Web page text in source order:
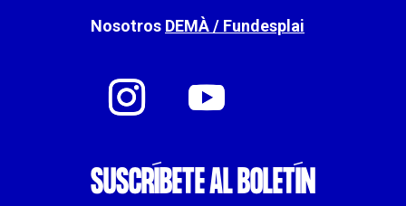
Nosotros DEMÀ / Fundesplai
SUSCRÍBETE AL BOLETÍN